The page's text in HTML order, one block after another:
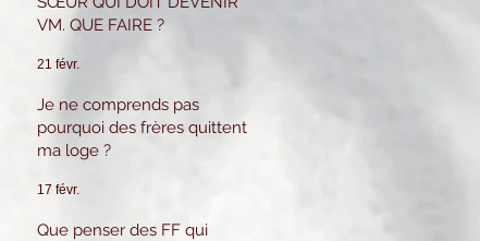
VM. QUE FAIRE ?
21 févr.
Je ne comprends pas
pourquoi des frères quittent
ma loge ?
17 févr.
Que penser des FF qui